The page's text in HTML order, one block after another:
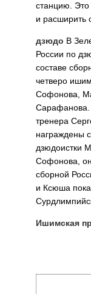
станцию. Это
и расширить
дзюдо В
России по
составе
четверо
Софонова,
Сарафанова.
тренера
награждены
дзюдоистки
Софонова,
сборной
и Ксюша
Ишимская